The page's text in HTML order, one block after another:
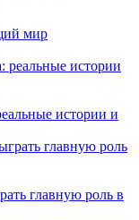
мир
истории и
главную роль в